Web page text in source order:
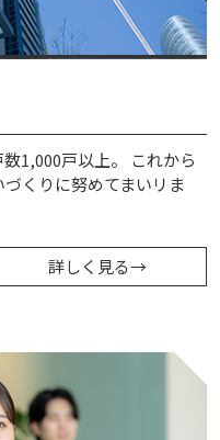
1,000戸以上。 これから
くりに努めてまいリま
詳しく見る→